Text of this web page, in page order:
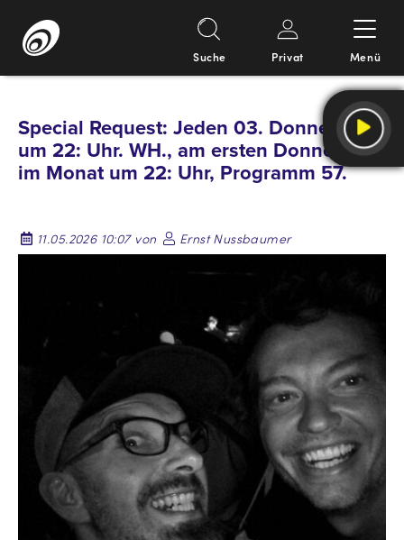
Inhalt
Suche Privat Menü
Special Request: Jeden 03. Donnerstag
um 22: Uhr. WH., am ersten Donnerstag
im Monat um 22: Uhr, Programm 57.
11.05.2026 10:07 von Ernst Nussbaumer